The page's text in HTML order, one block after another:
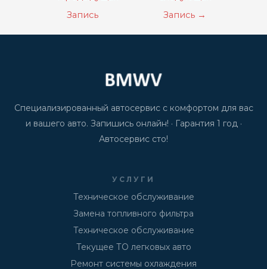
Запись
Запись →
Специализированный автосервис с комфортом для вас
и вашего авто. Запишись онлайн! · Гарантия 1 год ·
Автосервис сто!
УСЛУГИ
Техническое обслуживание
Замена топливного фильтра
Техническое обслуживание
Текущее ТО легковых авто
Ремонт системы охлаждения